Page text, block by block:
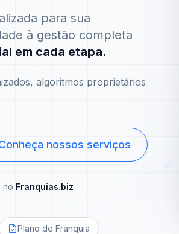
para sua
à gestão completa
em cada etapa.
algoritmos proprietários
nossos serviços
no Franquias.biz
Plano de Franquia